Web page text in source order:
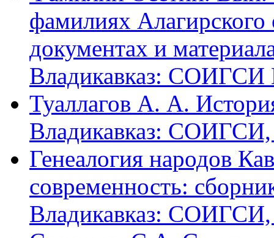
фамилиях
документах и
Владикавказ:
Туаллагов А. А.
Владикавказ: СОИГСИ,
Генеалогия народов
современность:
Владикавказ: СОИГСИ,